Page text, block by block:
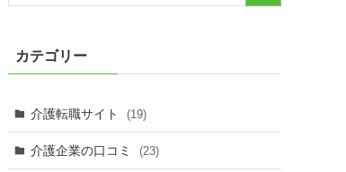
カテゴリー
介護転職サイト (19)
介護企業の口コミ (23)